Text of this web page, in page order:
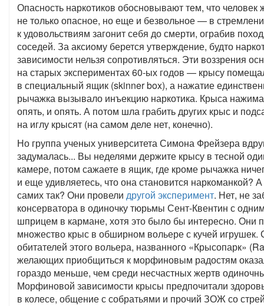
Опасность наркотиков обосновывают тем, что человек
не только опасное, но еще и безвольное — в
к удовольствиям загонит себя до смерти, ограбив
соседей. За аксиому берется утверждение, будто
зависимости нельзя сопротивляться. Эти воззрения
на старых экспериментах 60-ых годов — крысу
в специальный ящик (skinner box), а нажатие
рычажка вызывало инъекцию наркотика. Крыса
опять, и опять. А потом шла грабить других крыс и
на иглу крысят (на самом деле нет, конечно).
Но группа ученых университета Симона Фрейзера
задумалась... Вы неделями держите крысу в тесной
камере, потом сажаете в ящик, где кроме рычажка
и еще удивляетесь, что она становится наркоманкой?
самих так? Они провели другой эксперимент. Нет, не
консерватора в одиночку тюрьмы Сент-Квентин с
шприцем в кармане, хотя это было бы интересно. Они
множество крыс в обширном вольере с кучей игрушек.
обитателей этого вольера, названного «Крысопарк»
желающих приобщиться к морфиновым радостям
гораздо меньше, чем среди несчастных жертв
Морфиновой зависимости крысы предпочитали
в колесе, общение с собратьями и прочий ЗОЖ со